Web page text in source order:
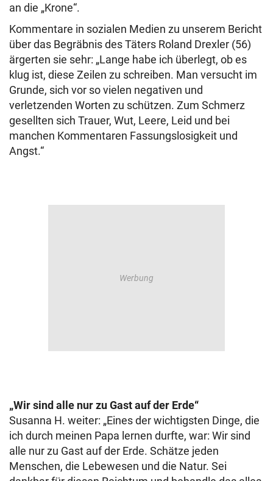
an die „Krone“.
Kommentare in sozialen Medien zu unserem Bericht
über das Begräbnis des Täters Roland Drexler (56)
ärgerten sie sehr: „Lange habe ich überlegt, ob es
klug ist, diese Zeilen zu schreiben. Man versucht im
Grunde, sich vor so vielen negativen und
verletzenden Worten zu schützen. Zum Schmerz
gesellten sich Trauer, Wut, Leere, Leid und bei
manchen Kommentaren Fassungslosigkeit und
Angst.“
„Wir sind alle nur zu Gast auf der Erde“
Susanna H. weiter: „Eines der wichtigsten Dinge, die
ich durch meinen Papa lernen durfte, war: Wir sind
alle nur zu Gast auf der Erde. Schätze jeden
Menschen, die Lebewesen und die Natur. Sei